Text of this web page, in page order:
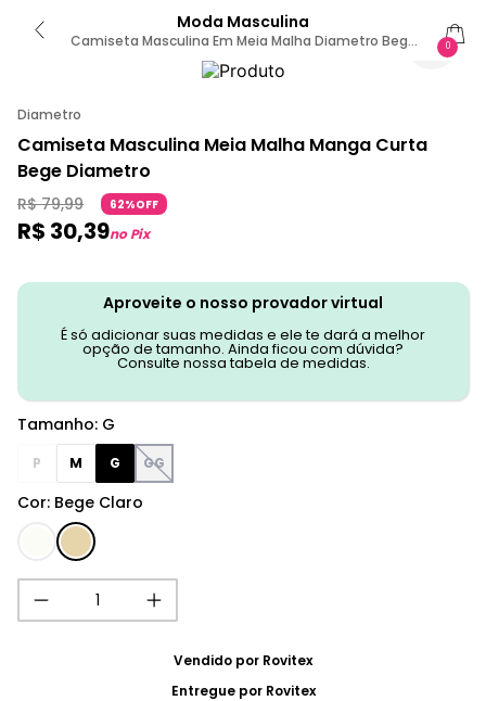
Moda Masculina
Camiseta Masculina Em Meia Malha Diametro Bege
G / Bege
0
Diametro
Camiseta Masculina Meia Malha Manga Curta
Bege Diametro
R$ 79,99 62%OFF
R$ 30,39no Pix
Aproveite o nosso provador virtual
É só adicionar suas medidas e ele te dará a melhor
opção de tamanho. Ainda ficou com dúvida?
Consulte nossa tabela de medidas.
Cor: Bege Claro
Tamanho: G
P M G GG
Vendido por Rovitex
Entregue por Rovitex